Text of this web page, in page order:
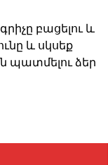
բացելու և
և սկսեք
պատմելու ձեր